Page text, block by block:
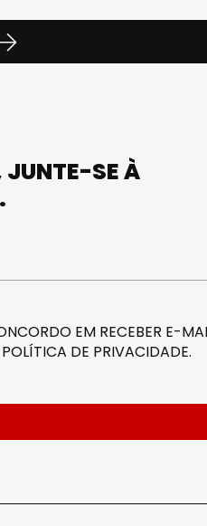
JUNTE-SE À
EM RECEBER E-
POLÍTICA DE PRIVACIDADE.